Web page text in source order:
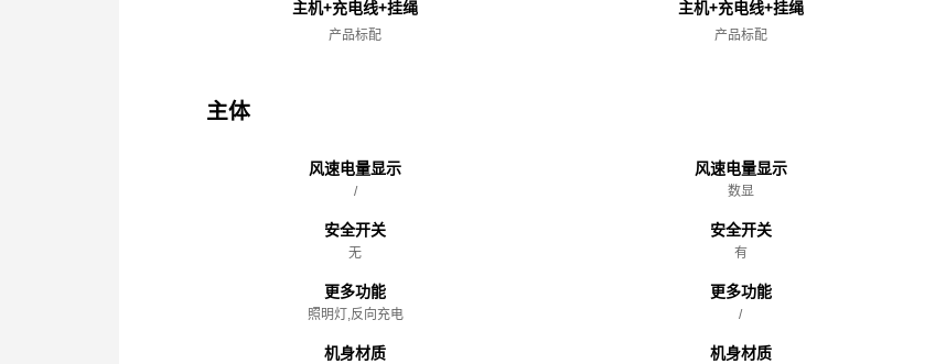
主机+充电线+挂绳
产品标配
主体
风速电量显示
/
安全开关
无
更多功能
照明灯,反向充电
机身材质
主机+充电线+挂绳
产品标配
风速电量显示
数显
安全开关
有
更多功能
/
机身材质